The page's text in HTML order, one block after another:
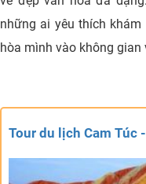
những ai yêu thích khám
hòa mình vào không
Tour du lịch Cam Túc